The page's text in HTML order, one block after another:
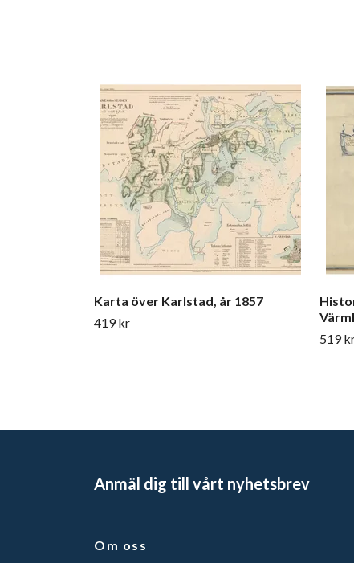
Karta över Karlstad, år 1857
419 kr
519
Anmäl dig till vårt nyhetsbrev
Om oss